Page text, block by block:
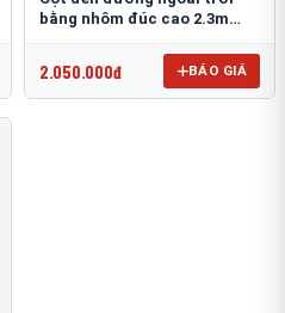
bằng nhôm đúc cao 2.3m
2.050.000đ BÁO GIÁ